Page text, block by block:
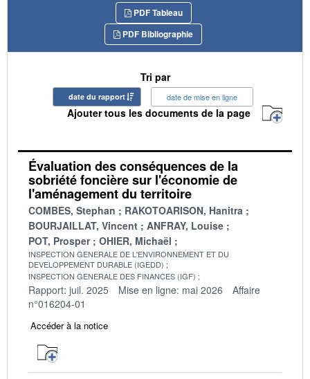
PDF Tableau
PDF Bibliographie
Tri par
date du rapport date de mise en ligne
Ajouter tous les documents de la page
Évaluation des conséquences de la
sobriété foncière sur l'économie de
l'aménagement du territoire
COMBES, Stephan
RAKOTOARISON, Hanitra
BOURJAILLAT, Vincent
ANFRAY, Louise
POT, Prosper
OHIER, Michaël
INSPECTION GENERALE DE L'ENVIRONNEMENT ET DU
DEVELOPPEMENT DURABLE (IGEDD)
INSPECTION GENERALE DES FINANCES (IGF)
Rapport: juil. 2025 Mise en ligne: mai 2026
Affaire
n°016204-01
Accéder à la notice